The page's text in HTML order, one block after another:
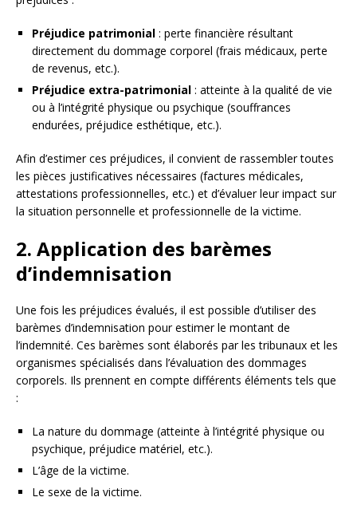
Préjudice patrimonial : perte financière résultant
directement du dommage corporel (frais médicaux, perte
de revenus, etc.).
Préjudice extra-patrimonial : atteinte à la qualité de vie
ou à l’intégrité physique ou psychique (souffrances
endurées, préjudice esthétique, etc.).
Afin d’estimer ces préjudices, il convient de rassembler toutes
les pièces justificatives nécessaires (factures médicales,
attestations professionnelles, etc.) et d’évaluer leur impact sur
la situation personnelle et professionnelle de la victime.
2. Application des barèmes
d’indemnisation
Une fois les préjudices évalués, il est possible d’utiliser des
barèmes d’indemnisation pour estimer le montant de
l’indemnité. Ces barèmes sont élaborés par les tribunaux et les
organismes spécialisés dans l’évaluation des dommages
corporels. Ils prennent en compte différents éléments tels que
:
La nature du dommage (atteinte à l’intégrité physique ou
psychique, préjudice matériel, etc.).
L’âge de la victime.
Le sexe de la victime.